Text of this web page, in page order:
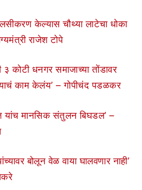
लसीकरण केल्यास चौथ्या लाटेचा धोका
राजेश टोपे
३ कोटी धनगर समाजाच्या तोंडावर
काम केलंय’ – गोपीचंद पडळकर
यांच मानसिक संतुलन बिघडल’ –
बोलून वेळ वाया घालवणार नाही’